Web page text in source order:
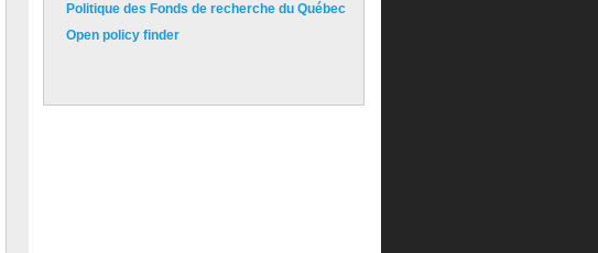
Politique des Fonds de recherche du Québec
Open policy finder